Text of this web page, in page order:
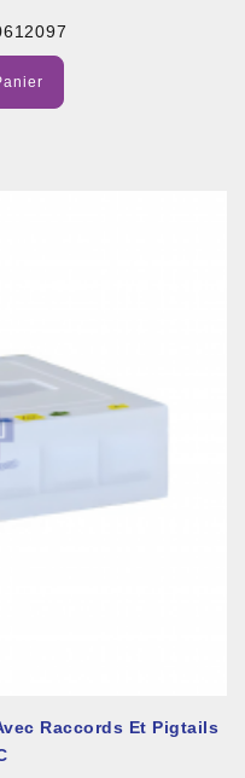
Raccords Et Pigtails